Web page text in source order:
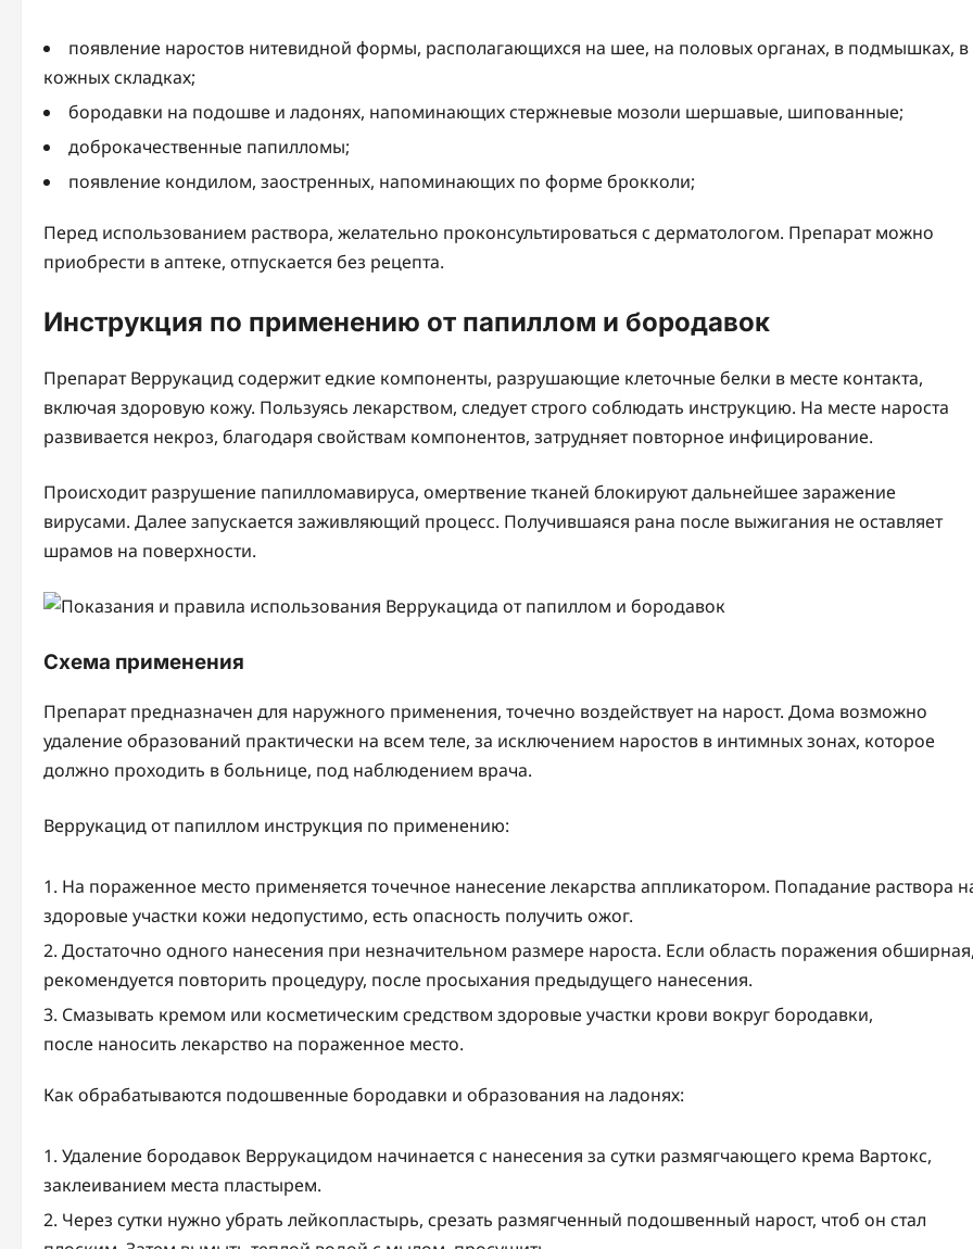
появление наростов нитевидной формы, располагающихся на шее, на половых органах, в подмышках, в
кожных складках;
бородавки на подошве и ладонях, напоминающих стержневые мозоли шершавые, шипованные;
доброкачественные папилломы;
появление кондилом, заостренных, напоминающих по форме брокколи;
Перед использованием раствора, желательно проконсультироваться с дерматологом. Препарат можно
приобрести в аптеке, отпускается без рецепта.
Инструкция по применению от папиллом и бородавок
Препарат Веррукацид содержит едкие компоненты, разрушающие клеточные белки в месте контакта,
включая здоровую кожу. Пользуясь лекарством, следует строго соблюдать инструкцию. На месте нароста
развивается некроз, благодаря свойствам компонентов, затрудняет повторное инфицирование.
Происходит разрушение папилломавируса, омертвение тканей блокируют дальнейшее заражение
вирусами. Далее запускается заживляющий процесс. Получившаяся рана после выжигания не оставляет
шрамов на поверхности.
Схема применения
Препарат предназначен для наружного применения, точечно воздействует на нарост. Дома возможно
удаление образований практически на всем теле, за исключением наростов в интимных зонах, которое
должно проходить в больнице, под наблюдением врача.
Веррукацид от папиллом инструкция по применению:
На пораженное место применяется точечное нанесение лекарства аппликатором. Попадание раствора
здоровые участки кожи недопустимо, есть опасность получить ожог.
Достаточно одного нанесения при незначительном размере нароста. Если область поражения
рекомендуется повторить процедуру, после просыхания предыдущего нанесения.
Смазывать кремом или косметическим средством здоровые участки крови вокруг бородавки,
после наносить лекарство на пораженное место.
Как обрабатываются подошвенные бородавки и образования на ладонях:
Удаление бородавок Веррукацидом начинается с нанесения за сутки размягчающего крема Вартокс,
заклеиванием места пластырем.
Через сутки нужно убрать лейкопластырь, срезать размягченный подошвенный нарост, чтоб он стал